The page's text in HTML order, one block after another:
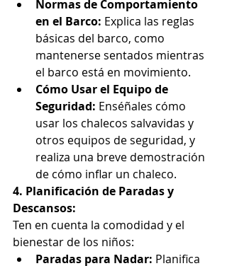
Normas de Comportamiento
en el Barco: Explica las reglas
básicas del barco, como
mantenerse sentados mientras
el barco está en movimiento.
Cómo Usar el Equipo de
Seguridad: Enséñales cómo
usar los chalecos salvavidas y
otros equipos de seguridad, y
realiza una breve demostración
de cómo inflar un chaleco.
4. Planificación de Paradas y
Descansos:
Ten en cuenta la comodidad y el
bienestar de los niños:
Paradas para Nadar: Planifica